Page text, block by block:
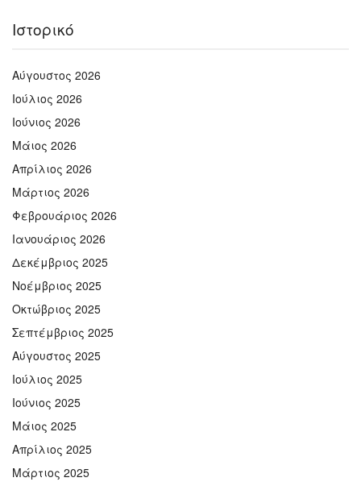
Ιστορικό
Αύγουστος 2026
Ιούλιος 2026
Ιούνιος 2026
Μάιος 2026
Απρίλιος 2026
Μάρτιος 2026
Φεβρουάριος 2026
Ιανουάριος 2026
Δεκέμβριος 2025
Νοέμβριος 2025
Οκτώβριος 2025
Σεπτέμβριος 2025
Αύγουστος 2025
Ιούλιος 2025
Ιούνιος 2025
Μάιος 2025
Απρίλιος 2025
Μάρτιος 2025